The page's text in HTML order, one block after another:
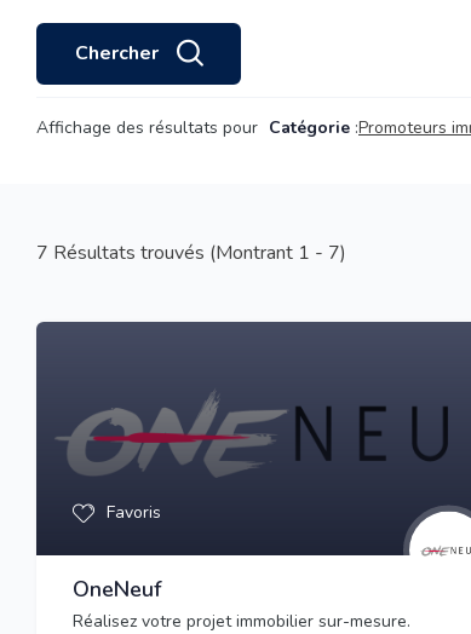
Chercher
Affichage des résultats pour Catégorie :Promoteurs
7 Résultats trouvés (Montrant 1 - 7)
Favoris
OneNeuf
Réalisez votre projet immobilier sur-mesure.